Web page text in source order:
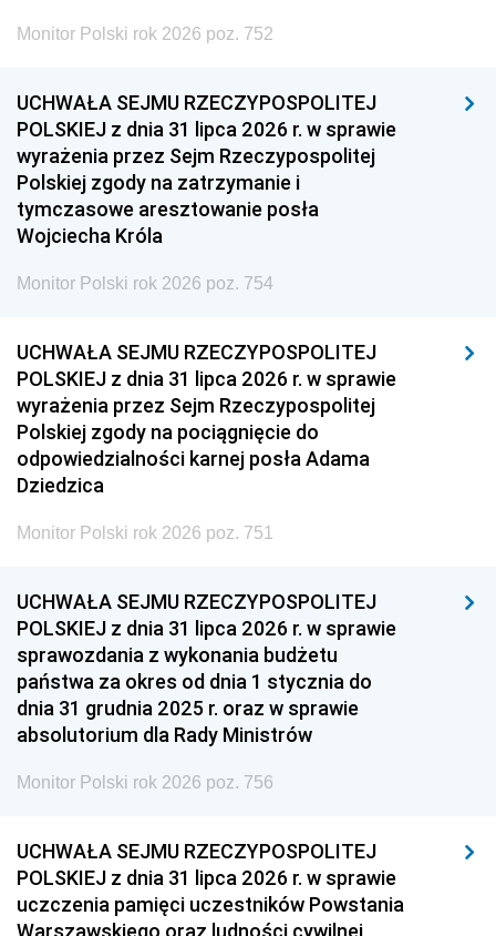
Monitor Polski rok 2026 poz. 752
UCHWAŁA SEJMU RZECZYPOSPOLITEJ
POLSKIEJ z dnia 31 lipca 2026 r. w sprawie
wyrażenia przez Sejm Rzeczypospolitej
Polskiej zgody na zatrzymanie i
tymczasowe aresztowanie posła
Wojciecha Króla
Monitor Polski rok 2026 poz. 754
UCHWAŁA SEJMU RZECZYPOSPOLITEJ
POLSKIEJ z dnia 31 lipca 2026 r. w sprawie
wyrażenia przez Sejm Rzeczypospolitej
Polskiej zgody na pociągnięcie do
odpowiedzialności karnej posła Adama
Dziedzica
Monitor Polski rok 2026 poz. 751
UCHWAŁA SEJMU RZECZYPOSPOLITEJ
POLSKIEJ z dnia 31 lipca 2026 r. w sprawie
sprawozdania z wykonania budżetu
państwa za okres od dnia 1 stycznia do
dnia 31 grudnia 2025 r. oraz w sprawie
absolutorium dla Rady Ministrów
Monitor Polski rok 2026 poz. 756
UCHWAŁA SEJMU RZECZYPOSPOLITEJ
POLSKIEJ z dnia 31 lipca 2026 r. w sprawie
uczczenia pamięci uczestników Powstania